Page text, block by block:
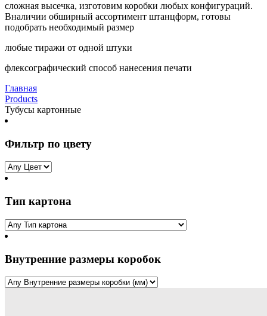
сложная высечка, изготовим коробки любых конфигураций.
Вналичии обширный ассортимент штанцформ, готовы
подобрать необходимый размер
любые тиражи от одной штуки
флексографический способ нанесения печати
Главная
Products
Тубусы картонные
Фильтр по цвету
Тип картона
Внутренние размеры коробок